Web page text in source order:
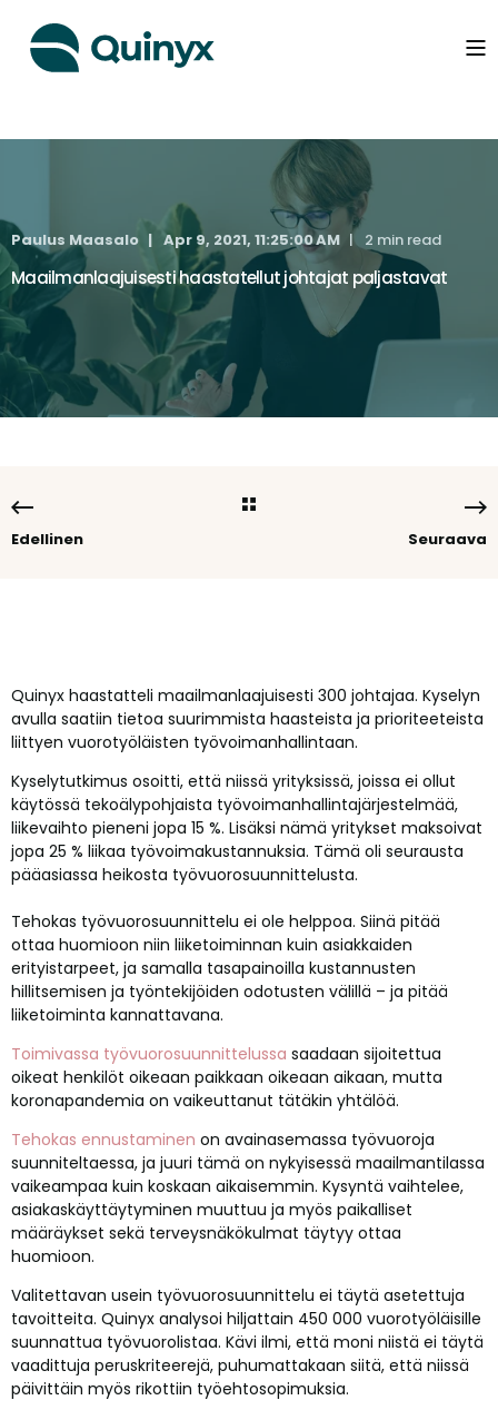
Paulus Maasalo Apr 9, 2021, 11:25:00 AM 2 min read
Maailmanlaajuisesti haastatellut johtajat paljastavat
Edellinen Seuraava
Quinyx haastatteli maailmanlaajuisesti 300 johtajaa. Kyselyn
avulla saatiin tietoa suurimmista haasteista ja prioriteeteista
liittyen vuorotyöläisten työvoimanhallintaan.
Kyselytutkimus osoitti, että niissä yrityksissä, joissa ei ollut
käytössä tekoälypohjaista työvoimanhallintajärjestelmää,
liikevaihto pieneni jopa 15 %. Lisäksi nämä yritykset maksoivat
jopa 25 % liikaa työvoimakustannuksia. Tämä oli seurausta
pääasiassa heikosta työvuorosuunnittelusta.
Tehokas työvuorosuunnittelu ei ole helppoa. Siinä pitää
ottaa huomioon niin liiketoiminnan kuin asiakkaiden
erityistarpeet, ja samalla tasapainoilla kustannusten
hillitsemisen ja työntekijöiden odotusten välillä – ja pitää
liiketoiminta kannattavana.
Toimivassa työvuorosuunnittelussa saadaan sijoitettua
oikeat henkilöt oikeaan paikkaan oikeaan aikaan, mutta
koronapandemia on vaikeuttanut tätäkin yhtälöä.
Tehokas ennustaminen on avainasemassa työvuoroja
suunniteltaessa, ja juuri tämä on nykyisessä maailmantilassa
vaikeampaa kuin koskaan aikaisemmin. Kysyntä vaihtelee,
asiakaskäyttäytyminen muuttuu ja myös paikalliset
määräykset sekä terveysnäkökulmat täytyy ottaa
huomioon.
Valitettavan usein työvuorosuunnittelu ei täytä asetettuja
tavoitteita. Quinyx analysoi hiljattain 450 000 vuorotyöläisille
suunnattua työvuorolistaa. Kävi ilmi, että moni niistä ei täytä
vaadittuja peruskriteerejä, puhumattakaan siitä, että niissä
päivittäin myös rikottiin työehtosopimuksia.